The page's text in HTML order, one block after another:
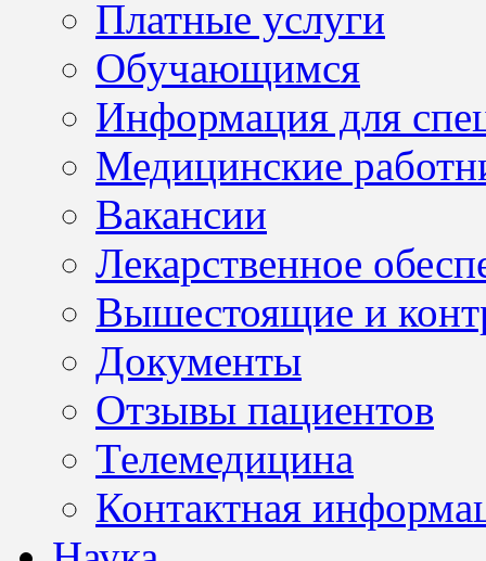
Платные услуги
Обучающимся
Информация для
Медицинские
Вакансии
Лекарственное
Вышестоящие и
Документы
Отзывы пациентов
Телемедицина
Контактная